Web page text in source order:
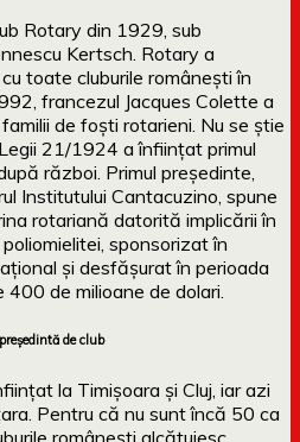
Rotary din 1929, sub
Kertsch. Rotary a
toate cluburile românești în
francezul Jacques Colette a
de foști rotarieni. Nu se știe
21/1924 a înființat primul
război. Primul președinte,
Institutului Cantacuzino, spune
rotariană datorită implicării în
sponsorizat în
și desfășurat în perioada
de milioane de dolari.
de club
la Timișoara și Cluj, iar azi
Pentru că nu sunt încă 50 ca